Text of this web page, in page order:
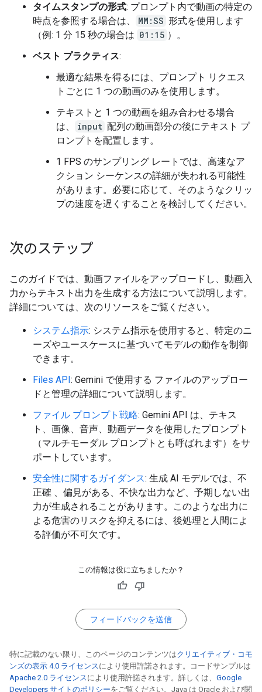
タイムスタンプの形式: プロンプト内で動画の特定の
時点を参照する場合は、
MM:SS 形式を使用します
（例: 1 分 15 秒の場合は 01:15 ）。
ベスト プラクティス:
最適な結果を得るには、プロンプト リクエス
トごとに 1 つの動画のみを使用します。
テキストと 1 つの動画を組み合わせる場合
は、
input 配列の動画部分の後にテキスト プ
ロンプトを配置します。
1 FPS のサンプリング レートでは、高速なア
クション シーケンスの詳細が失われる可能性
があります。必要に応じて、そのようなクリッ
プの速度を遅くすることを検討してください。
次のステップ
このガイドでは、動画ファイルをアップロードし、動画入
力からテキスト出力を生成する方法について説明します。
詳細については、次のリソースをご覧ください。
システム指示: システム指示を使用すると、特定のニ
ーズやユースケースに基づいてモデルの動作を制御
できます。
Files API: Gemini で使用する ファイルのアップロー
ドと管理の詳細について説明します。
ファイル プロンプト戦略: Gemini API は、テキス
ト、画像、音声、動画データを使用したプロンプト
（マルチモーダル プロンプトとも呼ばれます）をサ
ポートしています。
安全性に関するガイダンス: 生成 AI モデルでは、不
正確 、偏見がある、不快な出力など、予期しない出
力が生成されることがあります。このような出力に
よる危害のリスクを抑えるには、後処理と人間によ
る評価が不可欠です。
この情報は役に立ちましたか？
フィードバックを送信
特に記載のない限り、このページのコンテンツはクリエイティブ・コモ
ンズの表示 4.0 ライセンスにより使用許諾されます。コードサンプルは
Apache 2.0 ライセンスにより使用許諾されます。詳しくは、 Google
Developers サイトのポリシーをご覧ください。Java は Oracle および関